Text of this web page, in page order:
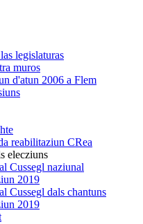
legislaturas
muros
d'atun 2006 a Flem
reabilitaziun CRea
elecziuns
Cussegl naziunal
2019
Cussegl dals chantuns
2019